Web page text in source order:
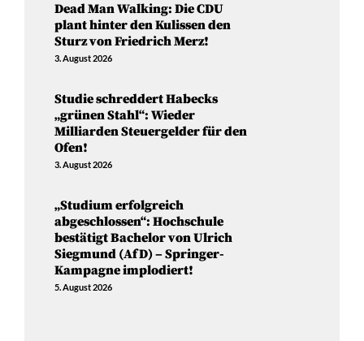
Dead Man Walking: Die CDU
plant hinter den Kulissen den
Sturz von Friedrich Merz!
3. August 2026
Studie schreddert Habecks
„grünen Stahl“: Wieder
Milliarden Steuergelder für den
Ofen!
3. August 2026
„Studium erfolgreich
abgeschlossen“: Hochschule
bestätigt Bachelor von Ulrich
Siegmund (AfD) – Springer-
Kampagne implodiert!
5. August 2026